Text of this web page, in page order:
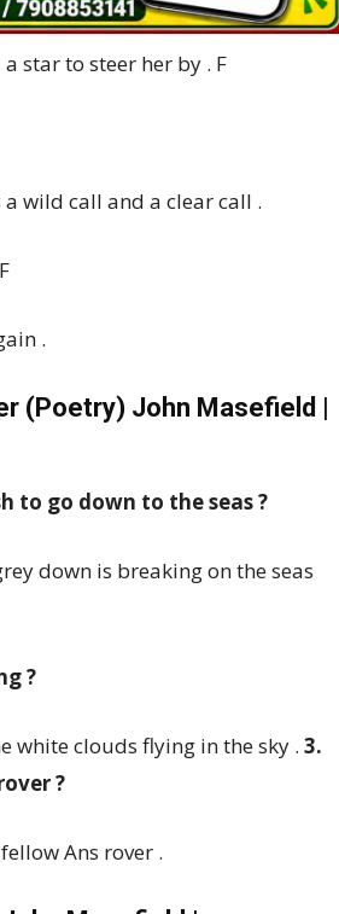
star to steer her by . F
wild call and a clear call .
.
(Poetry) John Masefield |
to go down to the seas ?
down is breaking on the seas
?
white clouds flying in the sky . 3.
?
Ans rover .